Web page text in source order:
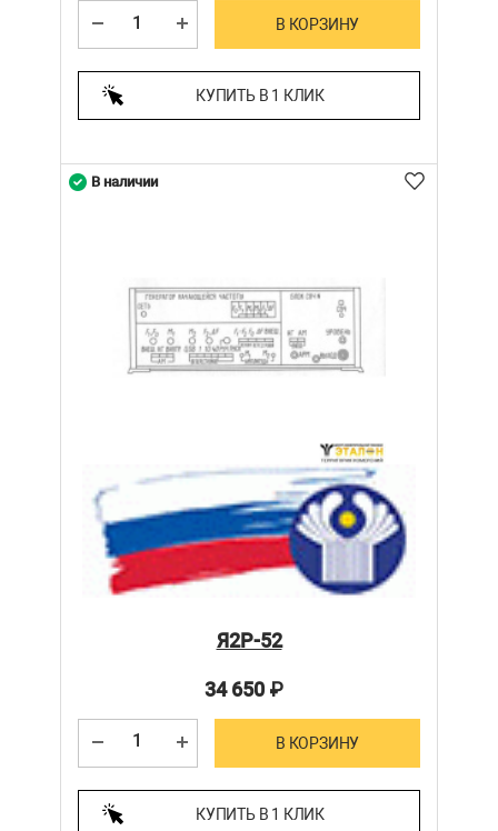
В КОРЗИНУ
КУПИТЬ В 1 КЛИК
Я2Р-52
34 650₽
В КОРЗИНУ
КУПИТЬ В 1 КЛИК
В наличии